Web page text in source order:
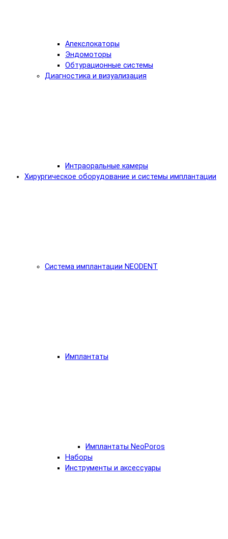
Апекслокаторы
Эндомоторы
Обтурационные системы
Диагностика и визуализация
Интраоральные камеры
Хирургическое оборудование и системы имплантации
Система имплантации NEODENT
Имплантаты
Имплантаты NeoPoros
Наборы
Инструменты и аксессуары